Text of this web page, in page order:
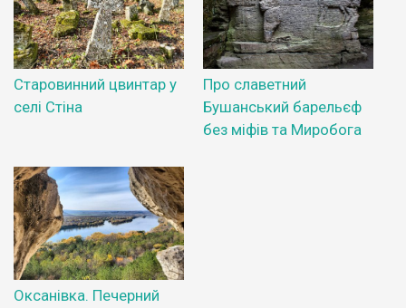
Старовинний цвинтар у
селі Стіна
Про славетний
Бушанський барельєф
без міфів та Миробога
Оксанівка. Печерний